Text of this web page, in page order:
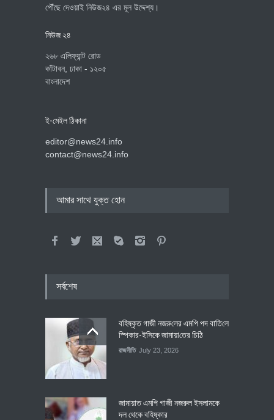
পৌঁছে দেওয়াই নিউজ২৪ এর মূল উদ্দেশ্য।
নিউজ ২৪
২৬৮ এলিফ্যান্ট রোড
কাঁটাবন, ঢাকা - ১২০৫
বাংলাদেশ
ই-মেইল ঠিকানা
editor@news24.info
contact@news24.info
আমার সাথে যুক্ত হোন
সর্বশেষ
বহিষ্কৃত গাজী নজরু‌লের এম‌পি পদ বা‌তি‌লে
স্পিকার-ইসিকে জামায়া‌তের চি‌ঠি
রাজনীতি July 23, 2026
জামায়াত এমপি গাজী নজরুল ইসলামকে
দল থেকে বহিষ্কার